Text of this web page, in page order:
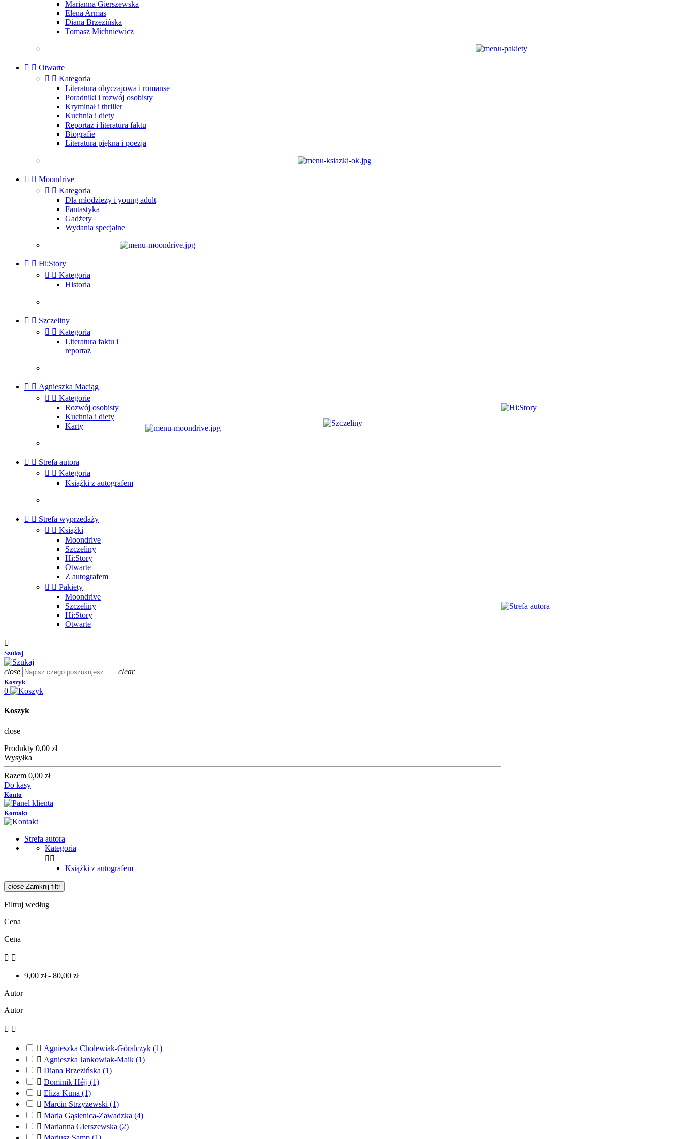
Marianna Gierszewska
Elena Armas
Diana Brzezińska
Tomasz Michniewicz
  Otwarte
  Kategoria
Literatura obyczajowa i romanse
Poradniki i rozwój osobisty
Kryminał i thriller
Kuchnia i diety
Reportaż i literatura faktu
Biografie
Literatura piękna i poezja
  Moondrive
  Kategoria
Dla młodzieży i young adult
Fantastyka
Gadżety
Wydania specjalne
  Hi:Story
  Kategoria
Historia
  Szczeliny
  Kategoria
Literatura faktu i
reportaż
  Agnieszka Maciąg
  Kategorie
Rozwój osobisty
Kuchnia i diety
Karty
  Strefa autora
  Kategoria
Książki z autografem
  Strefa wyprzedaży
  Książki
Moondrive
Szczeliny
Hi:Story
Otwarte
Z autografem
  Pakiety
Moondrive
Szczeliny
Hi:Story
Otwarte

Szukaj
close clear
Koszyk
0
Koszyk
close
Produkty 0,00 zł
Wysyłka
Razem 0,00 zł
Do kasy
Konto
Kontakt
Strefa autora
Kategoria
 
Książki z autografem
close Zamknij filtr
Filtruj według
Cena
Cena
 
9,00 zł - 80,00 zł
Autor
Autor
 
 Agnieszka Cholewiak-Góralczyk (1)
 Agnieszka Jankowiak-Maik (1)
 Diana Brzezińska (1)
 Dominik Héjj (1)
 Eliza Kuna (1)
 Marcin Strzyżewski (1)
 Maria Gąsienica-Zawadzka (4)
 Marianna Gierszewska (2)